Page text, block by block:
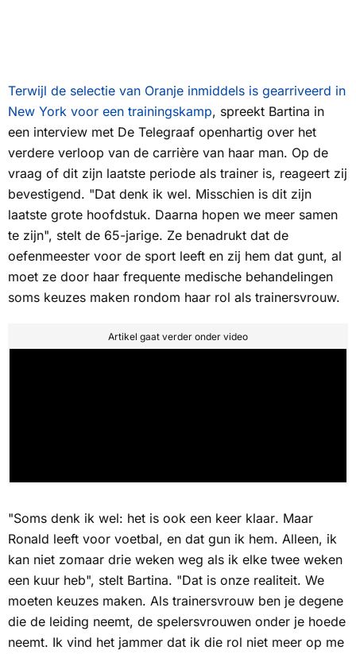
Terwijl de selectie van Oranje inmiddels is gearriveerd in
New York voor een trainingskamp, spreekt Bartina in
een interview met De Telegraaf openhartig over het
verdere verloop van de carrière van haar man. Op de
vraag of dit zijn laatste periode als trainer is, reageert zij
bevestigend. "Dat denk ik wel. Misschien is dit zijn
laatste grote hoofdstuk. Daarna hopen we meer samen
te zijn", stelt de 65-jarige. Ze benadrukt dat de
oefenmeester voor de sport leeft en zij hem dat gunt, al
moet ze door haar frequente medische behandelingen
soms keuzes maken rondom haar rol als trainersvrouw.
Artikel gaat verder onder video
"Soms denk ik wel: het is ook een keer klaar. Maar
Ronald leeft voor voetbal, en dat gun ik hem. Alleen, ik
kan niet zomaar drie weken weg als ik elke twee weken
een kuur heb", stelt Bartina. "Dat is onze realiteit. We
moeten keuzes maken. Als trainersvrouw ben je degene
die de leiding neemt, de spelersvrouwen onder je hoede
neemt. Ik vind het jammer dat ik die rol niet meer op me